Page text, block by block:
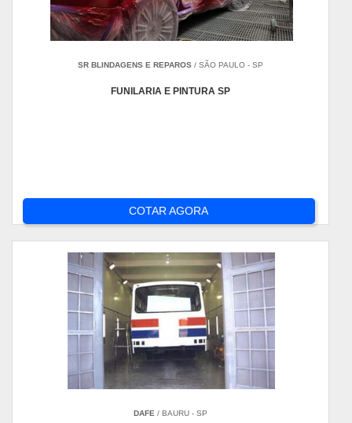
SR BLINDAGENS E REPAROS / SÃO PAULO - SP
FUNILARIA E PINTURA SP
COTAR AGORA
DAFE / BAURU - SP